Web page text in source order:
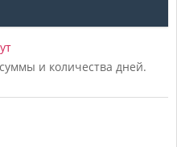
и количества дней.